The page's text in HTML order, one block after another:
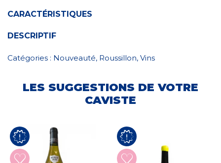
CARACTÉRISTIQUES
DESCRIPTIF
Catégories : Nouveauté, Roussillon, Vins
LES SUGGESTIONS DE VOTRE
CAVISTE